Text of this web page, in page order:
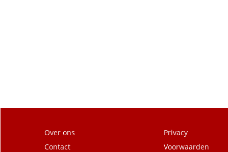
Over ons
Contact
Privacy
Voorwaarden